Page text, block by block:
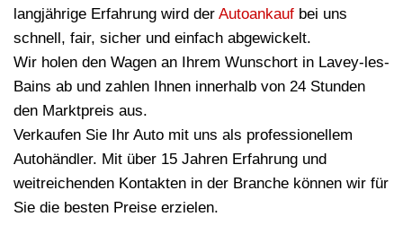
langjährige Erfahrung wird der Autoankauf bei uns
schnell, fair, sicher und einfach abgewickelt.
Wir holen den Wagen an Ihrem Wunschort in Lavey-les-
Bains ab und zahlen Ihnen innerhalb von 24 Stunden
den Marktpreis aus.
Verkaufen Sie Ihr Auto mit uns als professionellem
Autohändler. Mit über 15 Jahren Erfahrung und
weitreichenden Kontakten in der Branche können wir für
Sie die besten Preise erzielen.